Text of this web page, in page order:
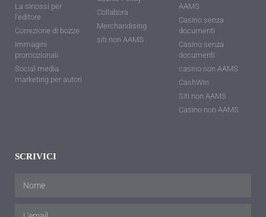
La sinossi per
l'editore
Correzione di bozze
Immagini
promozionali
Social media
marketing per autori
Collabora
Merchandising
siti non AAMS
AAMS
Casino senza
documenti
Casino senza
documenti
casino non AAMS
CashWin
Siti non AAMS
Casino non AAMS
SCRIVICI